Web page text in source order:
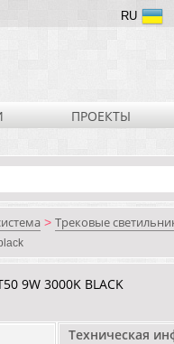
RU
ПРОЕКТЫ
> Трековые
9W 3000K BLACK
Техническая